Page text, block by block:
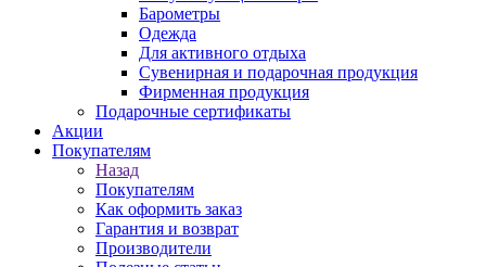
Барометры
Одежда
Для активного отдыха
Сувенирная и подарочная продукция
Фирменная продукция
Подарочные сертификаты
Акции
Покупателям
Назад
Покупателям
Как оформить заказ
Гарантия и возврат
Производители